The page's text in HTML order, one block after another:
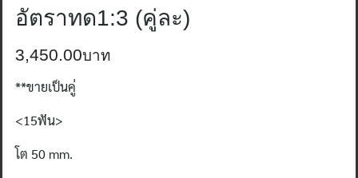
อัตราทด1:3 (คู่ละ)
3,450.00
**ขายเป็นคู่
<15ฟัน>
โต 50 mm.